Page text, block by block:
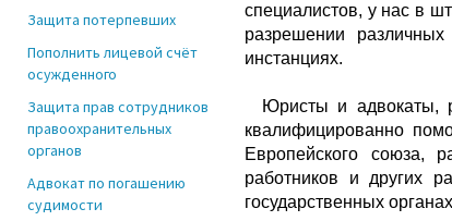
Защита потерпевших
Пополнить лицевой счёт
осужденного
Защита прав сотрудников
правоохранительных
органов
Адвокат по погашению
судимости
специалистов, у нас в
разрешении
инстанциях.
Юристы и адвокаты,
квалифицированно
Европейского союза,
работников и других
государственных